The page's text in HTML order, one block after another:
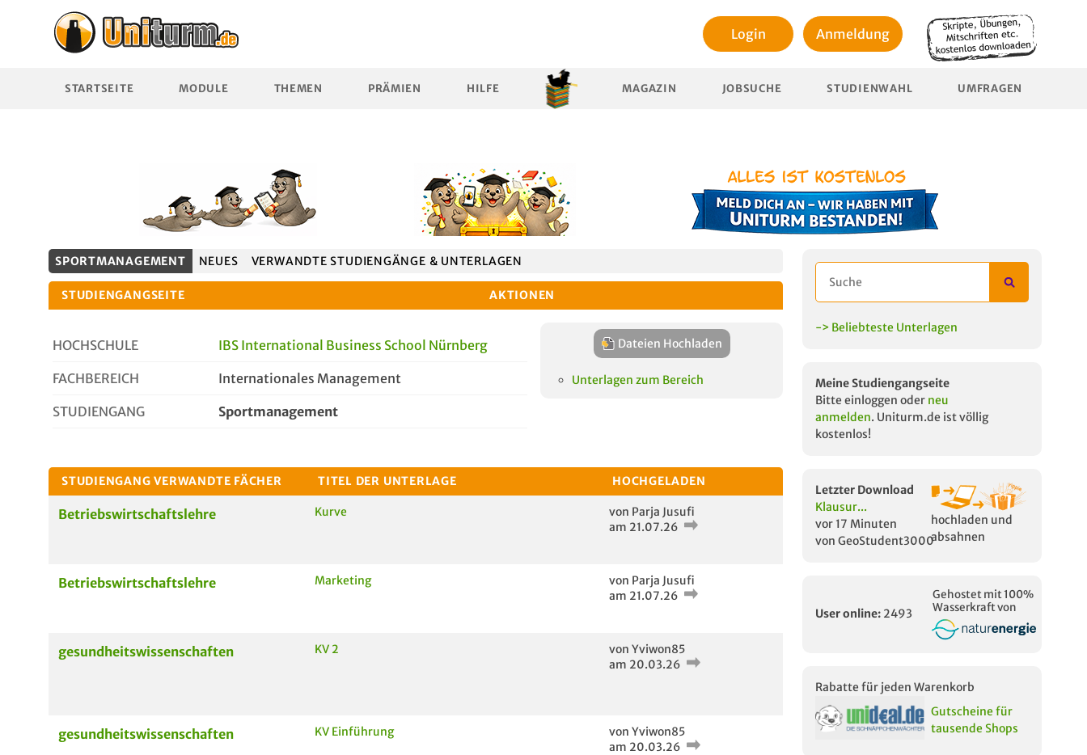
Login Anmeldung
STARTSEITE MODULE THEMEN PRÄMIEN HILFE MAGAZIN JOBSUCHE STUDIENWAHL UMFRAGEN
SPORTMANAGEMENT NEUES VERWANDTE STUDIENGÄNGE & UNTERLAGEN
STUDIENGANGSEITE AKTIONEN
HOCHSCHULE IBS International Business School Nürnberg
FACHBEREICH Internationales Management
STUDIENGANG Sportmanagement
Dateien Hochladen
Unterlagen zum Bereich
STUDIENGANG VERWANDTE FÄCHER TITEL DER UNTERLAGE HOCHGELADEN
Betriebswirtschaftslehre Kurve
von Parja Jusufi
am 21.07.26
Betriebswirtschaftslehre Marketing
von Parja Jusufi
am 21.07.26
gesundheitswissenschaften KV 2
von Yviwon85
am 20.03.26
gesundheitswissenschaften KV Einführung
von Yviwon85
am 20.03.26
-> Beliebteste Unterlagen
Meine Studiengangseite
Bitte einloggen oder neu
anmelden. Uniturm.de ist völlig
kostenlos!
Letzter Download
Klausur...
vor 17 Minuten
von GeoStudent3000
hochladen und
absahnen
User online: 2493
Gehostet mit 100%
Wasserkraft von
Rabatte für jeden Warenkorb
Gutscheine für
tausende Shops